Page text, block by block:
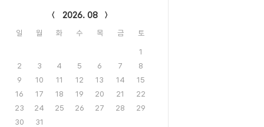
2026. 08
일 월 화 수 목 금 토
1
2
3 4 5 6 7
8
9
10 11 12 13 14
15
16
17 18 19 20 21
22
23
24 25 26 27 28
29
30
31